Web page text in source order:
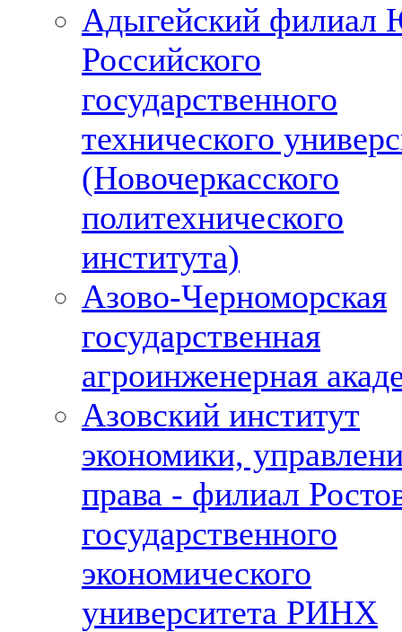
Адыгейский
Российского
государственного
технического
(Новочеркасского
политехнического
института)
Азово-Черноморская
государственная
агроинженерная
Азовский институт
экономики,
права - филиал
государственного
экономического
университета РИНХ